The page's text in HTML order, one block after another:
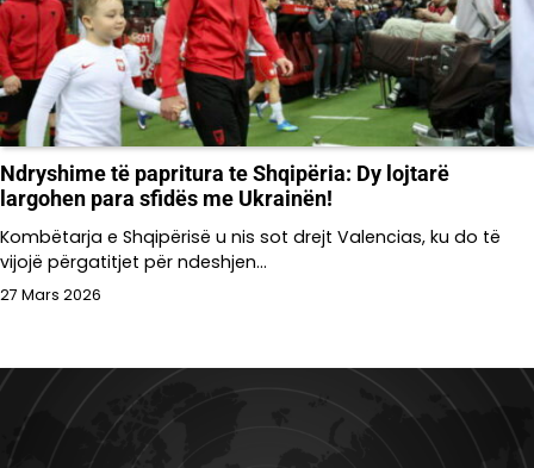
Ndryshime të papritura te Shqipëria: Dy lojtarë
largohen para sfidës me Ukrainën!
Kombëtarja e Shqipërisë u nis sot drejt Valencias, ku do të
vijojë përgatitjet për ndeshjen…
27 Mars 2026